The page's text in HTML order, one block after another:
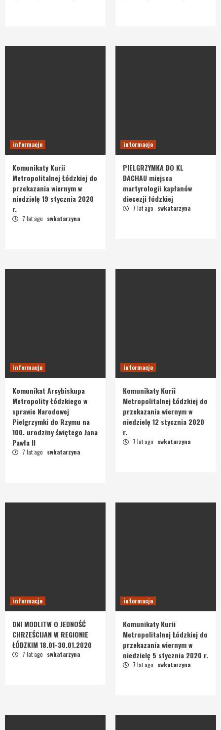
informacje
Komunikaty Kurii
Metropolitalnej Łódzkiej do
przekazania wiernym w
niedzielę 19 stycznia 2020
r.
7 lat ago swkatarzyna
informacje
PIELGRZYMKA DO KL
DACHAU miejsca
martyrologii kapłanów
diecezji łódzkiej
7 lat ago swkatarzyna
informacje
Komunikat Arcybiskupa
Metropolity Łódzkiego w
sprawie Narodowej
Pielgrzymki do Rzymu na
100. urodziny świętego Jana
Pawła II
7 lat ago swkatarzyna
informacje
Komunikaty Kurii
Metropolitalnej Łódzkiej do
przekazania wiernym w
niedzielę 12 stycznia 2020
r.
7 lat ago swkatarzyna
informacje
DNI MODLITW O JEDNOŚĆ
CHRZEŚCIJAN W REGIONIE
ŁÓDZKIM 18.01-30.01.2020
7 lat ago swkatarzyna
informacje
Komunikaty Kurii
Metropolitalnej Łódzkiej do
przekazania wiernym w
niedzielę 5 stycznia 2020 r.
7 lat ago swkatarzyna